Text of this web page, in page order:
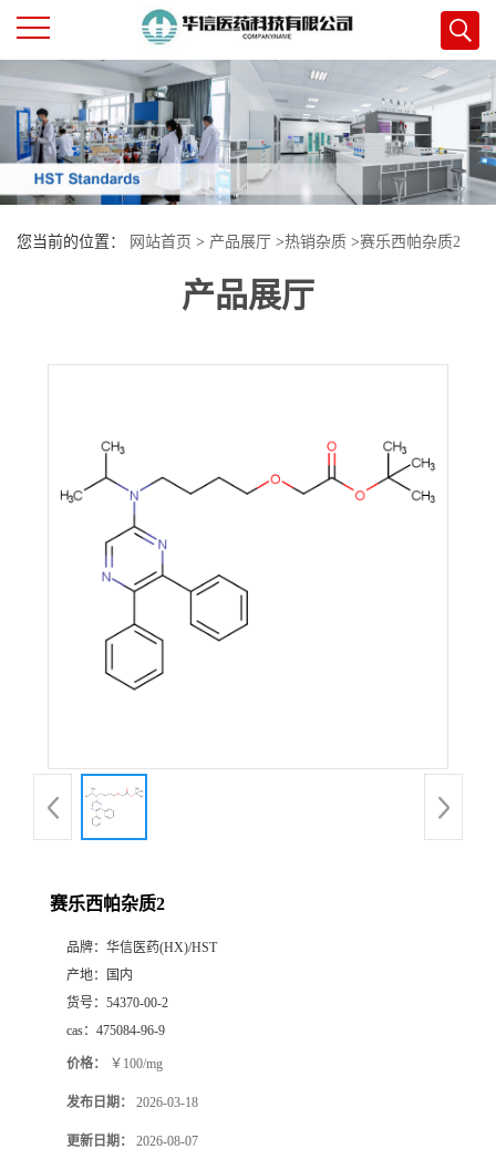
公
司
首
页
司
书
誉
您当前的位置： 网站首页 > 产品展厅 >热销杂质 >赛乐西帕杂质2
产品展厅
赛乐西帕杂质2
品牌： 华信医药(HX)/HST
产地：
国内
货号： 54370-00-2
cas： 475084-96-9
价格： ￥100/mg
发布日期： 2026-03-18
更新日期： 2026-08-07